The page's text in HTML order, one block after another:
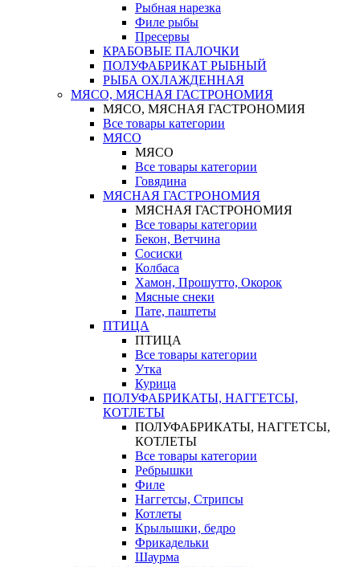
Рыбная нарезка
Филе рыбы
Пресервы
КРАБОВЫЕ ПАЛОЧКИ
ПОЛУФАБРИКАТ РЫБНЫЙ
РЫБА ОХЛАЖДЕННАЯ
МЯСО, МЯСНАЯ ГАСТРОНОМИЯ
МЯСО, МЯСНАЯ ГАСТРОНОМИЯ
Все товары категории
МЯСО
МЯСО
Все товары категории
Говядина
МЯСНАЯ ГАСТРОНОМИЯ
МЯСНАЯ ГАСТРОНОМИЯ
Все товары категории
Бекон, Ветчина
Сосиски
Колбаса
Хамон, Прошутто, Окорок
Мясные снеки
Пате, паштеты
ПТИЦА
ПТИЦА
Все товары категории
Утка
Курица
ПОЛУФАБРИКАТЫ, НАГГЕТСЫ,
КОТЛЕТЫ
ПОЛУФАБРИКАТЫ, НАГГЕТСЫ,
КОТЛЕТЫ
Все товары категории
Ребрышки
Филе
Наггетсы, Стрипсы
Котлеты
Крылышки, бедро
Фрикадельки
Шаурма